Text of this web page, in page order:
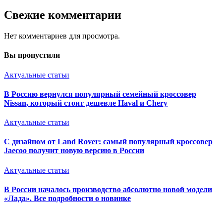
Свежие комментарии
Нет комментариев для просмотра.
Вы пропустили
Актуальные статьи
В Россию вернулся популярный семейный кроссовер
Nissan, который стоит дешевле Haval и Chery
Актуальные статьи
С дизайном от Land Rover: самый популярный кроссовер
Jaecoo получит новую версию в России
Актуальные статьи
В России началось производство абсолютно новой модели
«Лада». Все подробности о новинке